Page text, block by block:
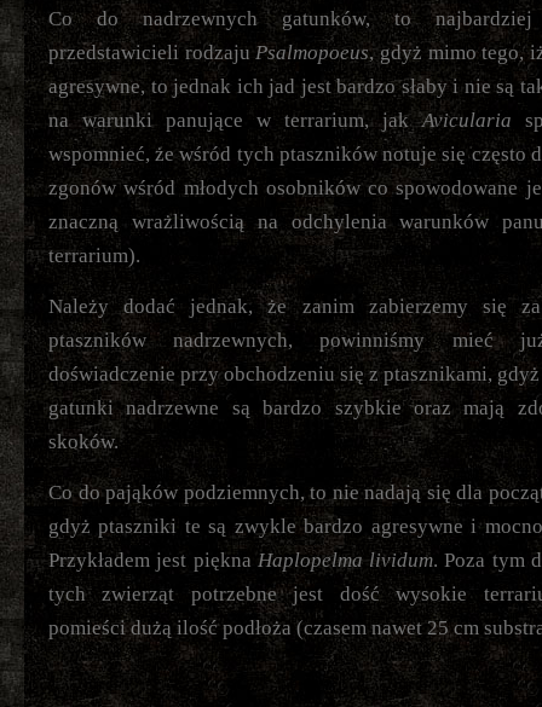
Co do nadrzewnych gatunków, to najbardziej
przedstawicieli rodzajuPsalmopoeus, gdyż mimo tego,
agresywne, to jednak ich jad jest bardzo słaby i nie są
na warunki panujące w terrarium, jakAvicularia
wspomnieć, że wśród tych ptaszników notuje się często
zgonów wśród młodych osobników co spowodowane
znaczną wrażliwością na odchylenia warunków
terrarium).
Należy dodać jednak, że zanim zabierzemy się
ptaszników nadrzewnych, powinniśmy mieć
doświadczenie przy obchodzeniu się z ptasznikami,
gatunki nadrzewne są bardzo szybkie oraz mają
skoków.
Co do pająków podziemnych, to nie nadają się dla
gdyż ptaszniki te są zwykle bardzo agresywne i
Przykładem jest piękna Haplopelma lividum. Poza tym
tych zwierząt potrzebne jest dość wysokie
pomieści dużą ilość podłoża (czasem nawet 25 cm